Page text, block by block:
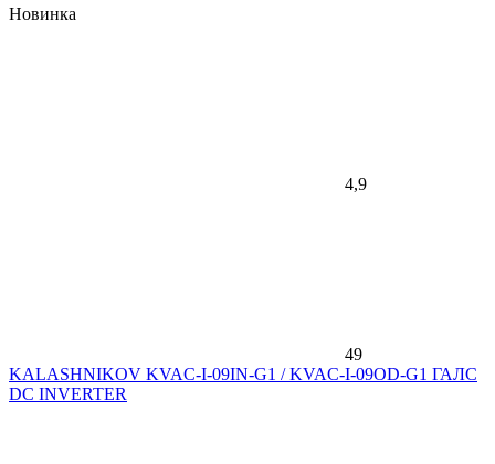
Новинка
4,9
49
KALASHNIKOV KVAC-I-09IN-G1 / KVAC-I-09OD-G1 ГАЛС
DC INVERTER